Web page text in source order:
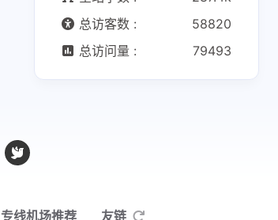
总访客数 :
58820
总访问量 :
79493
专线机场推荐 友链